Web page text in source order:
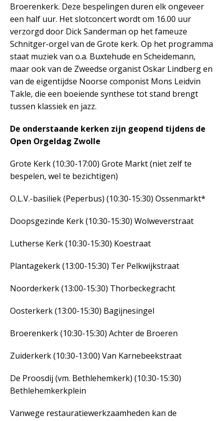
Broerenkerk. Deze bespelingen duren elk ongeveer
een half uur. Het slotconcert wordt om 16.00 uur
verzorgd door Dick Sanderman op het fameuze
Schnitger-orgel van de Grote kerk. Op het programma
staat muziek van o.a. Buxtehude en Scheidemann,
maar ook van de Zweedse organist Oskar Lindberg en
van de eigentijdse Noorse componist Mons Leidvin
Takle, die een boeiende synthese tot stand brengt
tussen klassiek en jazz.
De onderstaande kerken zijn geopend tijdens de
Open Orgeldag Zwolle
Grote Kerk (10:30-17:00) Grote Markt (niet zelf te
bespelen, wel te bezichtigen)
O.L.V.-basiliek (Peperbus) (10:30-15:30) Ossenmarkt*
Doopsgezinde Kerk (10:30-15:30) Wolweverstraat
Lutherse Kerk (10:30-15:30) Koestraat
Plantagekerk (13:00-15:30) Ter Pelkwijkstraat
Noorderkerk (13:00-15:30) Thorbeckegracht
Oosterkerk (13:00-15:30) Bagijnesingel
Broerenkerk (10:30-15:30) Achter de Broeren
Zuiderkerk (10:30-13:00) Van Karnebeekstraat
De Proosdij (vm. Bethlehemkerk) (10:30-15:30)
Bethlehemkerkplein
Vanwege restauratiewerkzaamheden kan de